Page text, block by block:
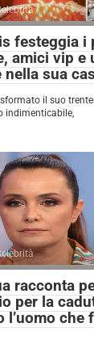
festeggia i
amici vip e
sua
il suo
indimenticabile,
racconta
per la
l’uomo che